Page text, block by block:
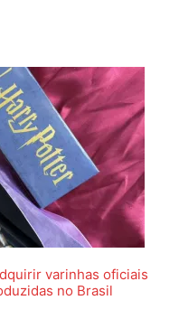
varinhas oficiais
no Brasil